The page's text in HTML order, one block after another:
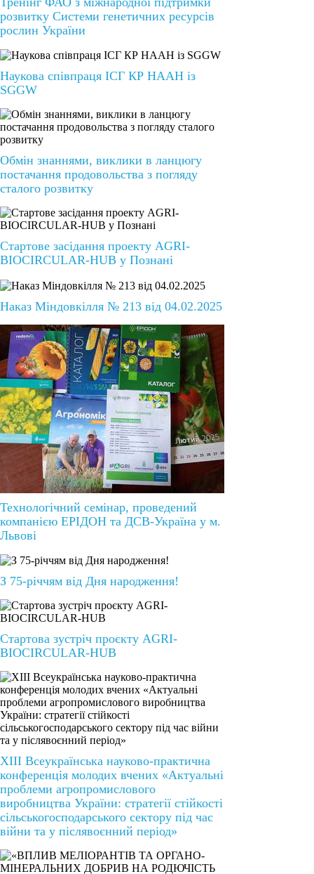
розвитку Системи генетичних ресурсів
рослин України
Наукова співпраця ІСГ КР НААН із
SGGW
Обмін знаннями, виклики в ланцюгу
постачання продовольства з погляду
сталого розвитку
Стартове засідання проекту AGRI-
BIOCIRCULAR-HUB у Познані
Наказ Міндовкілля № 213 від 04.02.2025
Технологічний семінар, проведений
компанією ЕРІДОН та ДСВ-Україна у м.
Львові
З 75-річчям від Дня народження!
Стартова зустріч проєкту AGRI-
BIOCIRCULAR-HUB
ХІІІ Всеукраїнська науково-практична
конференція молодих вчених «Актуальні
проблеми агропромислового
виробництва України: стратегії стійкості
сільськогосподарського сектору під час
війни та у післявоєнний період»